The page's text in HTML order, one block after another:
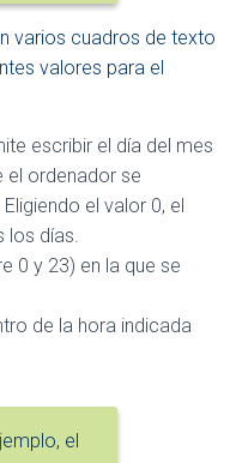
varios cuadros de texto
valores para el
escribir el día del mes
el ordenador se
el valor 0, el
días.
0 y 23) en la que se
de la hora indicada
el